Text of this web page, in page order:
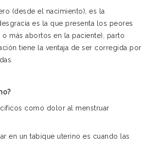
(desde el nacimiento), es la
es la que presenta los peores
más abortos en la paciente), parto
tiene la ventaja de ser corregida por
como dolor al menstruar
en un tabique uterino es cuando las